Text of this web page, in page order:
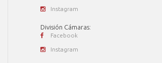
Instagram
División Cámaras:
Facebook
Instagram